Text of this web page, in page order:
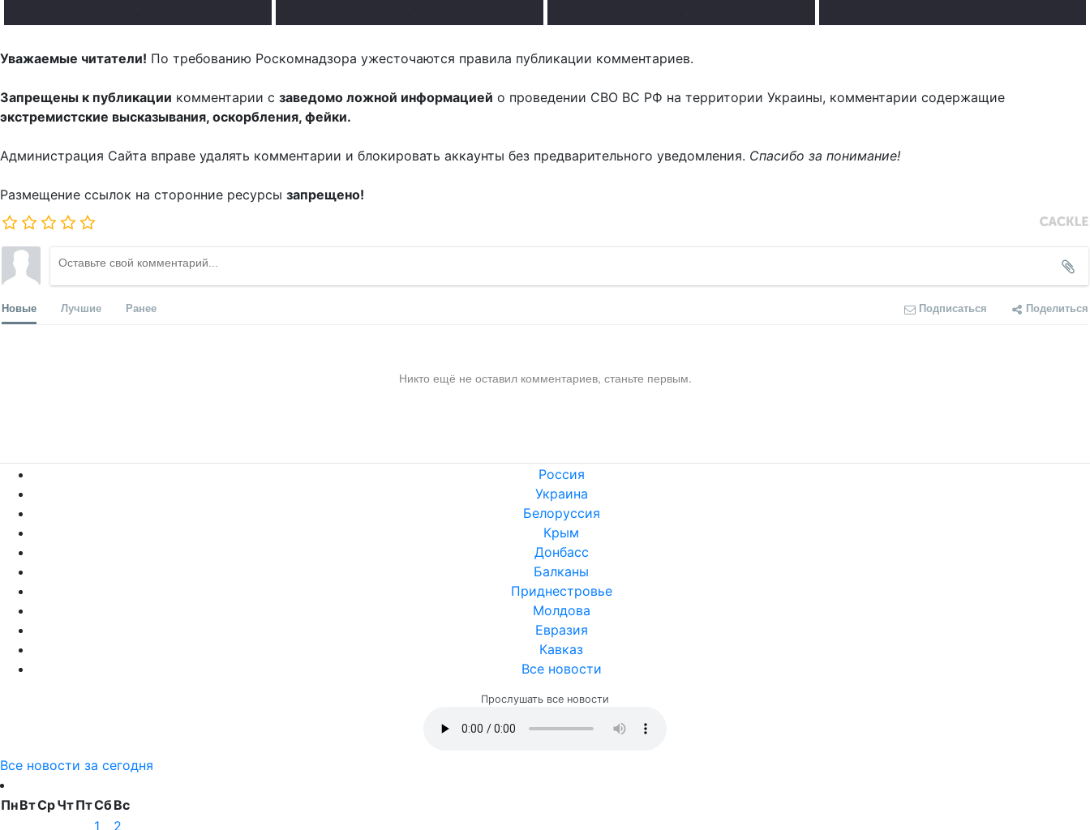
Уважаемые читатели! По требованию Роскомнадзора ужесточаются правила публикации комментариев.
Запрещены к публикации комментарии с заведомо ложной информацией о проведении СВО ВС РФ на территории Украины, комментарии содержащие
экстремистские высказывания, оскорбления, фейки.
Администрация Сайта вправе удалять комментарии и блокировать аккаунты без предварительного уведомления. Спасибо за понимание!
Размещение ссылок на сторонние ресурсы запрещено!
Новые Лучшие Ранее Подписаться Поделиться
Никто ещё не оставил комментариев, станьте первым.
Россия
Украина
Белоруссия
Крым
Донбасс
Балканы
Приднестровье
Молдова
Евразия
Кавказ
Все новости
Прослушать все новости
Все новости за сегодня
ПнВтСрЧтПтСбВс
1
2